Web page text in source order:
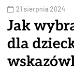
21 sierpnia 2024
Jak
dla